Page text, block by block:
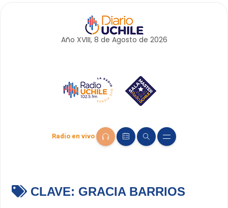
Año XVIII, 8 de Agosto de 2026
Radio en vivo
CLAVE: GRACIA BARRIOS